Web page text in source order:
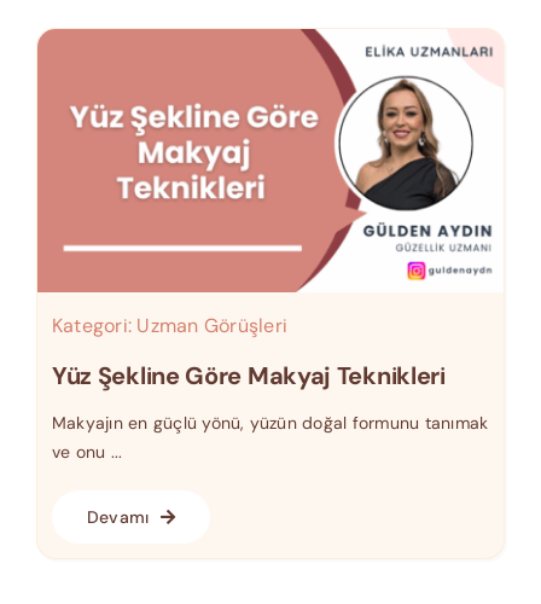
Kategori: Uzman Görüşleri
Yüz Şekline Göre Makyaj Teknikleri
Makyajın en güçlü yönü, yüzün doğal formunu tanımak
ve onu ...
Devamı